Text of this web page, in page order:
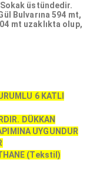
üstündedir.
Bulvarına 594 mt,
mt uzaklıkta olup,
6 KATLI
DÜKKAN
UYGUNDUR
(Tekstil)